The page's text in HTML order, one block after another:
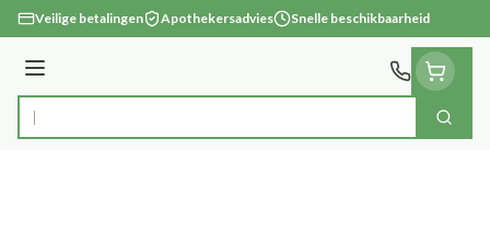
Ga naar de inhoud
Veilige betalingen Apothekersadvies Snelle beschikbaarheid
Menu
Product, merk, categorie... Zoek